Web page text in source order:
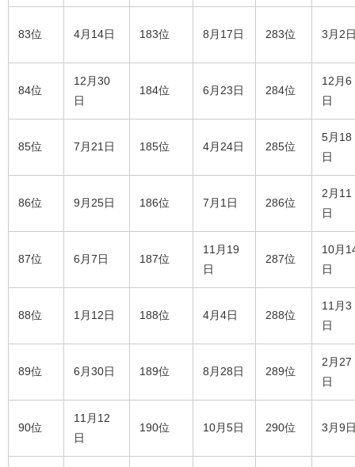
83位 4月14日 183位 8月17日 283位 3月2
84位
12月30
日
184位 6月23日 284位
12月6
日
85位 7月21日 185位 4月24日 285位
5月18
日
86位 9月25日 186位 7月1日 286位
2月11
日
87位 6月7日 187位
11月19
日
287位
10月
日
88位 1月12日 188位 4月4日 288位
11月3
日
89位 6月30日 189位 8月28日 289位
2月27
日
90位
11月12
日
190位 10月5日 290位 3月9